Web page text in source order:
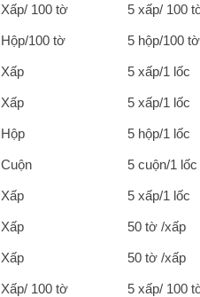
Xấp/ 100 tờ 5 xấp/ 100
Hộp/100 tờ 5 hộp/100
Xấp 5 xấp/1 lốc
Xấp 5 xấp/1 lốc
Hộp 5 hộp/1 lốc
Cuộn 5 cuộn/1 lốc
Xấp 5 xấp/1 lốc
Xấp 50 tờ /xấp
Xấp 50 tờ /xấp
Xấp/ 100 tờ 5 xấp/ 100